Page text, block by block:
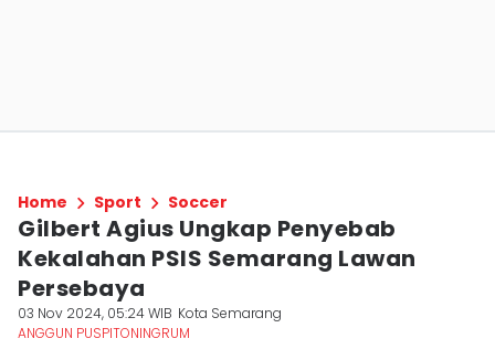
Home Sport Soccer
Gilbert Agius Ungkap Penyebab
Kekalahan PSIS Semarang Lawan
Persebaya
03 Nov 2024, 05:24 WIB Kota Semarang
ANGGUN PUSPITONINGRUM